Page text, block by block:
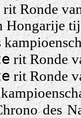
rit Ronde
Hongarije
rit Ronde
rit Ronde
des